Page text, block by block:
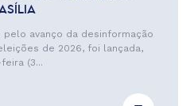
pelo avanço da desinformação
de 2026, foi lançada,
(3...